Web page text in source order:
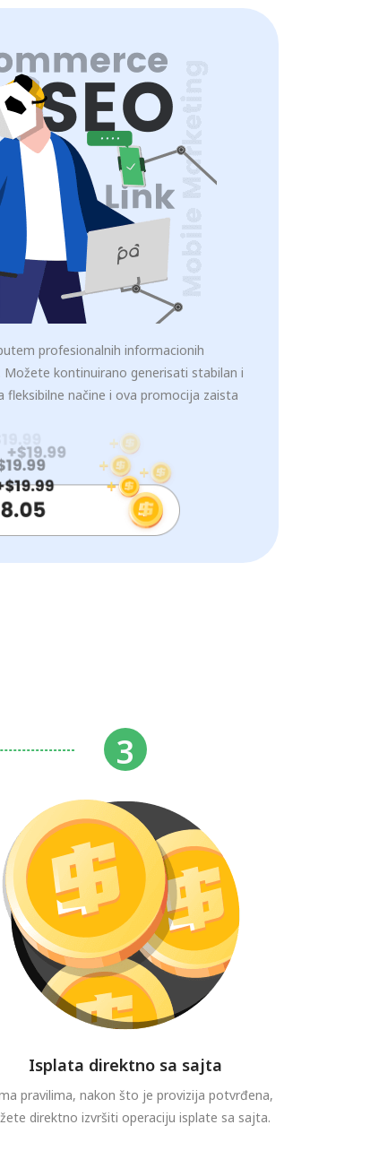
profesionalnih informacionih
Možete kontinuirano generisati stabilan i
fleksibilne načine i ova promocija zaista
Isplata direktno sa sajta
pravilima, nakon što je provizija potvrđena,
direktno izvršiti operaciju isplate sa sajta.